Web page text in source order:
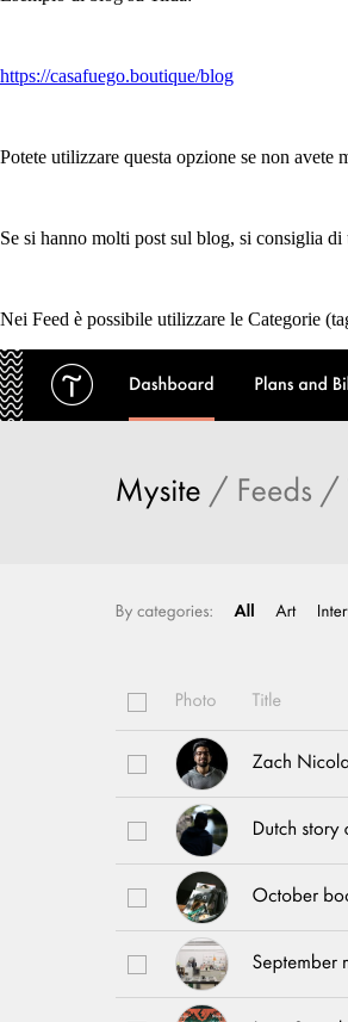
https://casafuego.boutique/blog
Potete utilizzare questa opzione se non
Se si hanno molti post sul blog, si consiglia
Nei Feed è possibile utilizzare le Categorie